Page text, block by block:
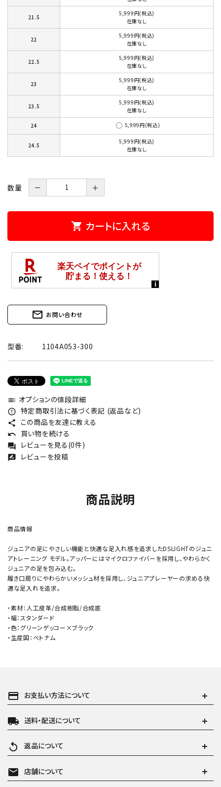
21.5
5,999円(税込)
在庫なし
22
5,999円(税込)
在庫なし
22.5
5,999円(税込)
在庫なし
23
5,999円(税込)
在庫なし
23.5
5,999円(税込)
在庫なし
24 5,999円(税込)
24.5
5,999円(税込)
在庫なし
数量 － ＋
shopping_cart カートに入れる
mail_outline お問い合わせ
型番: 1104A053-300
toc オプションの値段詳細
error_outline 特定商取引法に基づく表記 (返品など)
share この商品を友達に教える
undo 買い物を続ける
forum レビューを見る(0件)
rate_review レビューを投稿
商品説明
商品情報
ジュニアの足にやさしい機能と快適な足入れ感を追求したDSLIGHTのジュニ
アトレーニング モデル。アッパーにはマイクロファイバーを採用し、やわらかく
ジュニアの足を包み込む。
履き口周りにやわらかいメッシュ材を採用し、ジュニアプレーヤーの求める快
適な足入れを追求。
・素材：人工皮革/合成樹脂/合成底
・幅：スタンダード
・色：グリーンゲッコー×ブラック
・生産国：ベトナム
payment お支払い方法について
local_shipping 送料・配送について
replay 返品について
mail 店舗について